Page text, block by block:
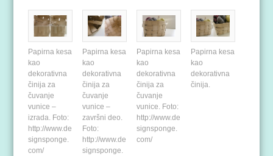
Papirna kesa
kao
dekorativna
činija za
čuvanje
vunice –
izrada. Foto:
http://www.de
signsponge.
com/
Papirna kesa
kao
dekorativna
činija za
čuvanje
vunice –
završni deo.
Foto:
http://www.de
signsponge.
Papirna kesa
kao
dekorativna
činija za
čuvanje
vunice. Foto:
http://www.de
signsponge.
com/
Papirna kesa
kao
dekorativna
činija.